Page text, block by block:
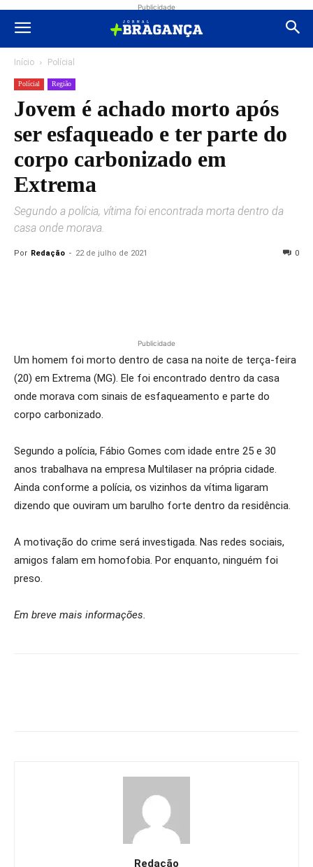
Publicidade
Início Polícial
Polícial Região
Jovem é achado morto após
ser esfaqueado e ter parte do
corpo carbonizado em
Extrema
Segundo a polícia, vítima foi encontrada morta dentro da
casa onde morava.
Por Redação - 22 de julho de 2021 0
Publicidade
Um homem foi morto dentro de casa na noite de terça-feira
(20) em Extrema (MG). Ele foi encontrado dentro da casa
onde morava com sinais de esfaqueamento e parte do
corpo carbonizado.
Segundo a polícia, Fábio Gomes com idade entre 25 e 30
anos trabalhava na empresa Multilaser na própria cidade.
Ainda conforme a polícia, os vizinhos da vítima ligaram
dizendo que ouviram um barulho forte dentro da residência.
A motivação do crime será investigada. Nas redes sociais,
amigos falam em homofobia. Por enquanto, ninguém foi
preso.
Em breve mais informações.
Redação